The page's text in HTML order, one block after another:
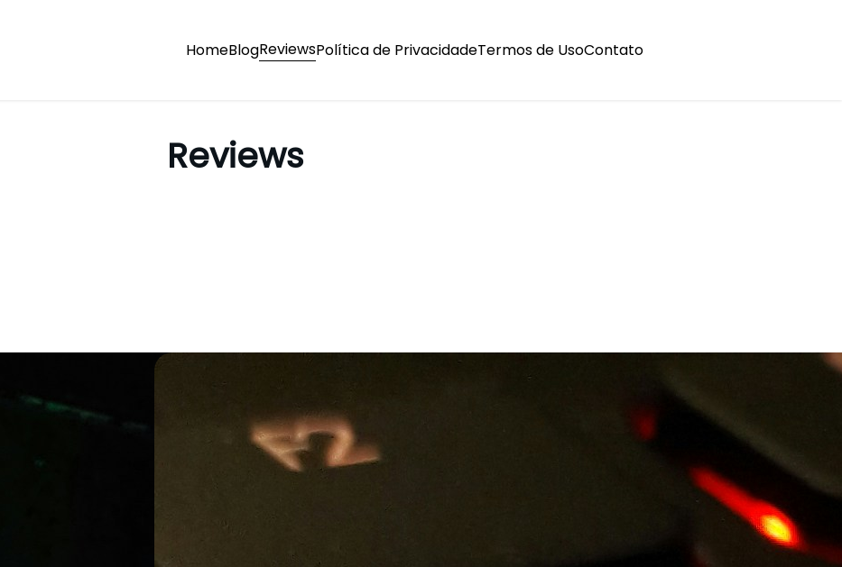
HomeBlogReviewsPolítica de PrivacidadeTermos de UsoContato
Reviews